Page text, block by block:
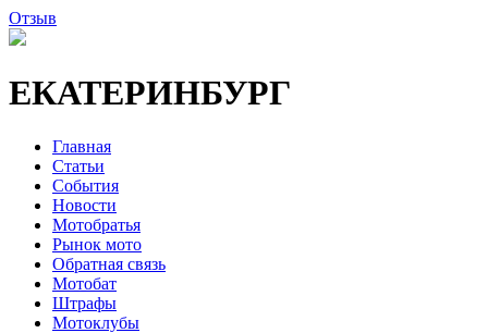
Отзыв
ЕКАТЕРИНБУРГ
Главная
Статьи
События
Новости
Мотобратья
Рынок мото
Обратная связь
Мотобат
Штрафы
Мотоклубы